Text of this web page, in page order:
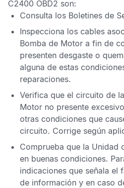
C2400 OBD2 son:
Consulta los Boletines de
Inspecciona los cables
Bomba de Motor a fin de
presenten desgaste o
alguna de estas
reparaciones.
Verifica que el circuito de la
Motor no presente
otras condiciones que
circuito. Corrige según
Comprueba que la Unidad
en buenas condiciones.
indicaciones que señala el
de información y en caso